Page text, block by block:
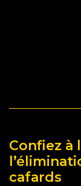
Confiez à
cafards